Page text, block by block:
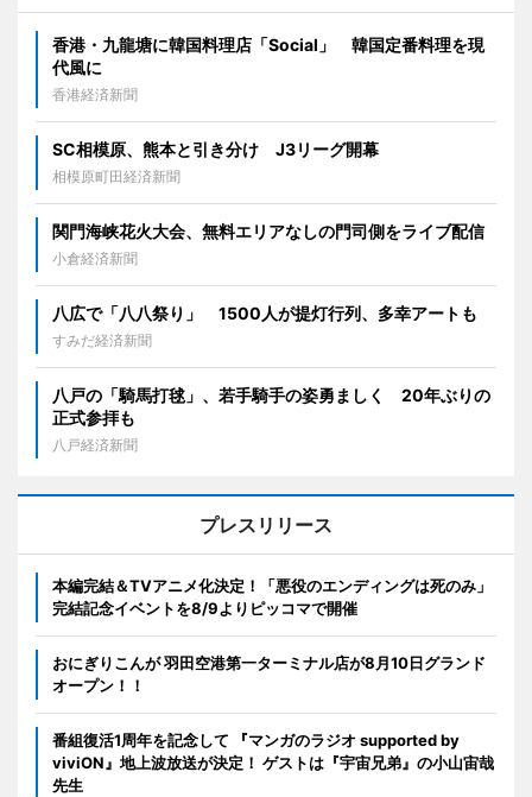
香港・九龍塘に韓国料理店「Social」 韓国定番料理を現
代風に
香港経済新聞
SC相模原、熊本と引き分け J3リーグ開幕
相模原町田経済新聞
関門海峡花火大会、無料エリアなしの門司側をライブ配信
小倉経済新聞
八広で「八八祭り」 1500人が提灯行列、多幸アートも
すみだ経済新聞
八戸の「騎馬打毬」、若手騎手の姿勇ましく 20年ぶりの
正式参拝も
八戸経済新聞
プレスリリース
本編完結＆TVアニメ化決定！「悪役のエンディングは死のみ」
完結記念イベントを8/9よりピッコマで開催
おにぎりこんが 羽田空港第一ターミナル店が8月10日グランド
オープン！！
番組復活1周年を記念して 『マンガのラジオ supported by
viviON』地上波放送が決定！ ゲストは『宇宙兄弟』の小山宙哉
先生